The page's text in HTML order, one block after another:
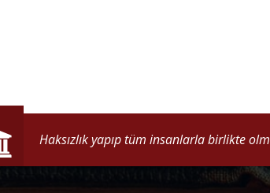
Adalet ancak hakikatten, saadet ancak
Haksızlık yapıp tüm insanlarla birlikte